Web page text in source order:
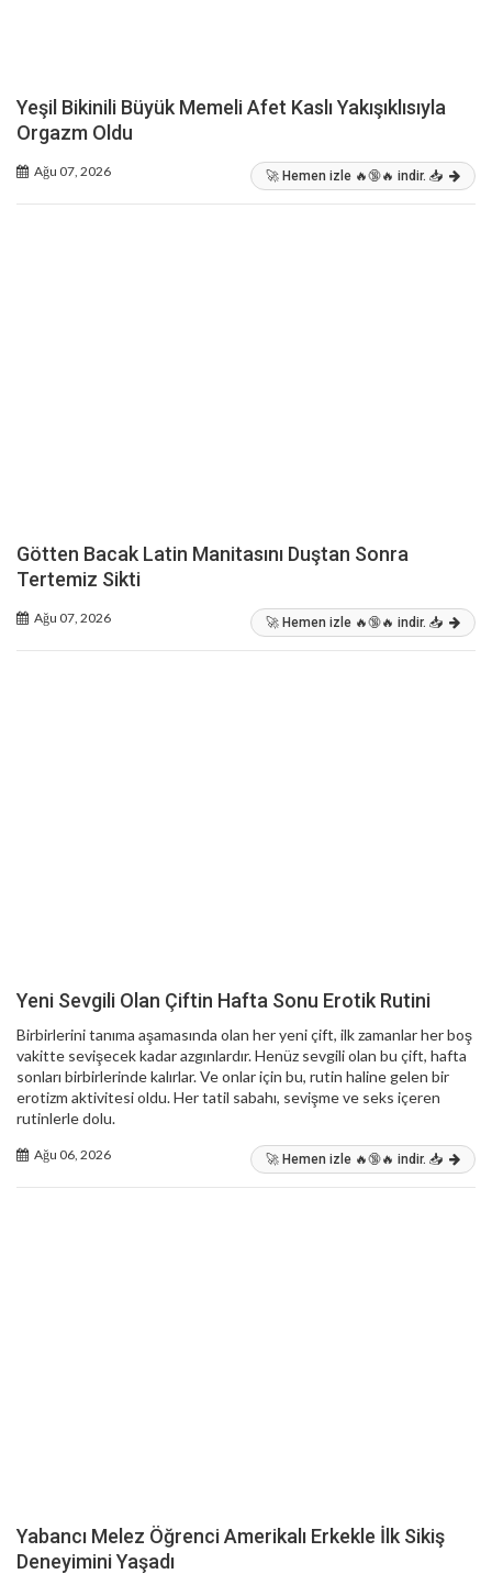
Yeşil Bikinili Büyük Memeli Afet Kaslı Yakışıklısıyla
Orgazm Oldu
Ağu 07, 2026 🚀 Hemen izle 🔥🔞🔥 indir. 📥
Götten Bacak Latin Manitasını Duştan Sonra
Tertemiz Sikti
Ağu 07, 2026 🚀 Hemen izle 🔥🔞🔥 indir. 📥
Yeni Sevgili Olan Çiftin Hafta Sonu Erotik Rutini
Birbirlerini tanıma aşamasında olan her yeni çift, ilk zamanlar her boş
vakitte sevişecek kadar azgınlardır. Henüz sevgili olan bu çift, hafta
sonları birbirlerinde kalırlar. Ve onlar için bu, rutin haline gelen bir
erotizm aktivitesi oldu. Her tatil sabahı, sevişme ve seks içeren
rutinlerle dolu.
Ağu 06, 2026 🚀 Hemen izle 🔥🔞🔥 indir. 📥
Yabancı Melez Öğrenci Amerikalı Erkekle İlk Sikiş
Deneyimini Yaşadı